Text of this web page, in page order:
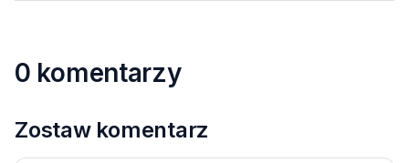
0 komentarzy
Zostaw komentarz